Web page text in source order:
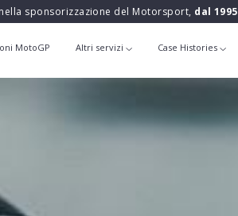
sponsorizzazione del Motorsport, dal 1995
MotoGP Altri servizi Case Histories